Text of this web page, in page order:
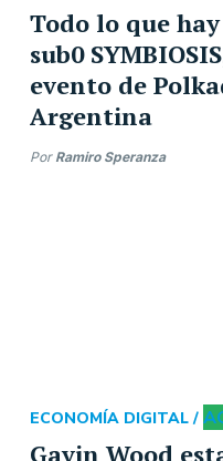
Todo lo que
sub0
evento de
Argentina
Por Ramiro Speranza
Gavin Wood
ECONOMÍA DIGITAL /